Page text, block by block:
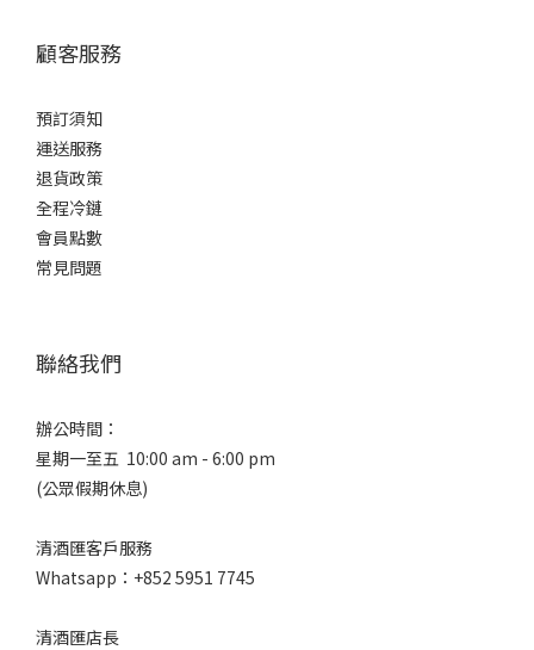
顧客服務
預訂須知
運送服務
退貨政策
全程冷鏈
會員點數
常見問題
聯絡我們
辦公時間：
星期一至五 10:00 am - 6:00 pm
(公眾假期休息)
清酒匯客戶服務
Whatsapp：+852 5951 7745
清酒匯店長